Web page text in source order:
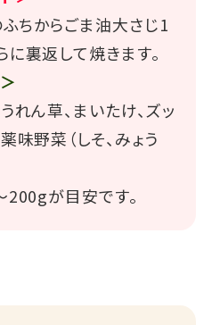
ちからごま油大さじ1
に裏返して焼きます。
れん草、まいたけ、ズッ
味野菜（しそ、みょう
が目安です。